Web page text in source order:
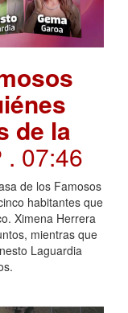
de la
. 07:46
de los Famosos
habitantes que
Ximena Herrera
mientras que
Laguardia